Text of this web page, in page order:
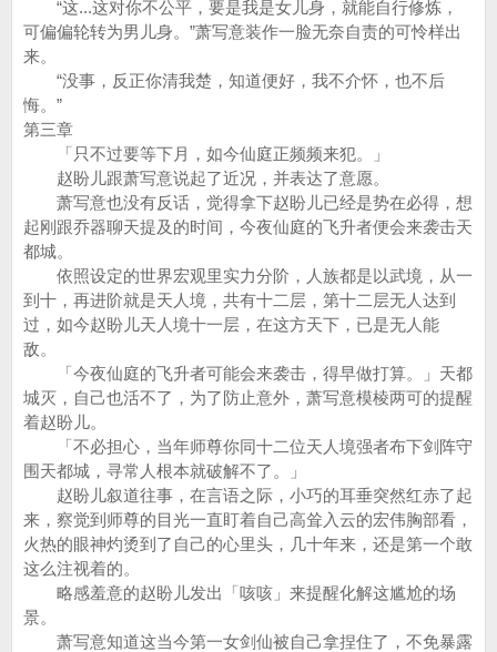
“这...这对你不公平，要是我是女儿身，就能自行修炼，
可偏偏轮转为男儿身。”萧写意装作一脸无奈自责的可怜样出
来。
“没事，反正你清我楚，知道便好，我不介怀，也不后
悔。”
第三章
「只不过要等下月，如今仙庭正频频来犯。」
赵盼儿跟萧写意说起了近况，并表达了意愿。
萧写意也没有反话，觉得拿下赵盼儿已经是势在必得，想
起刚跟乔器聊天提及的时间，今夜仙庭的飞升者便会来袭击天
都城。
依照设定的世界宏观里实力分阶，人族都是以武境，从一
到十，再进阶就是天人境，共有十二层，第十二层无人达到
过，如今赵盼儿天人境十一层，在这方天下，已是无人能
敌。
「今夜仙庭的飞升者可能会来袭击，得早做打算。」天都
城灭，自己也活不了，为了防止意外，萧写意模棱两可的提醒
着赵盼儿。
「不必担心，当年师尊你同十二位天人境强者布下剑阵守
围天都城，寻常人根本就破解不了。」
赵盼儿叙道往事，在言语之际，小巧的耳垂突然红赤了起
来，察觉到师尊的目光一直盯着自己高耸入云的宏伟胸部看，
火热的眼神灼烫到了自己的心里头，几十年来，还是第一个敢
这么注视着的。
略感羞意的赵盼儿发出「咳咳」来提醒化解这尴尬的场
景。
萧写意知道这当今第一女剑仙被自己拿捏住了，不免暴露